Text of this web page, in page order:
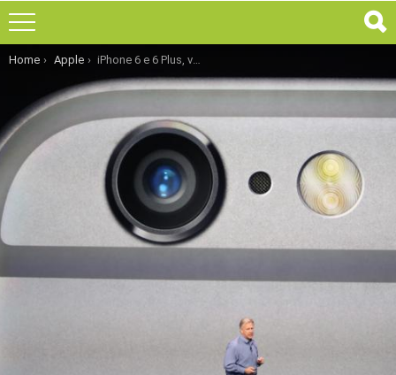
You are here:
Home Apple iPhone 6 e 6 Plus, vediamo le funzionalità della fotocamera nel dettaglio